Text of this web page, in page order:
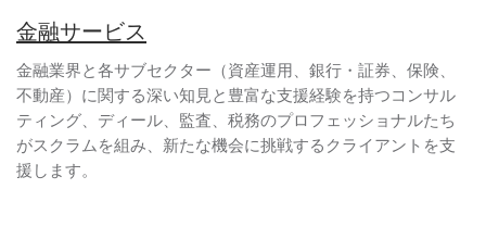
金融サービス
金融業界と各サブセクター（資産運用、銀行・証券、保険、
不動産）に関する深い知見と豊富な支援経験を持つコンサル
ティング、ディール、監査、税務のプロフェッショナルたち
がスクラムを組み、新たな機会に挑戦するクライアントを支
援します。